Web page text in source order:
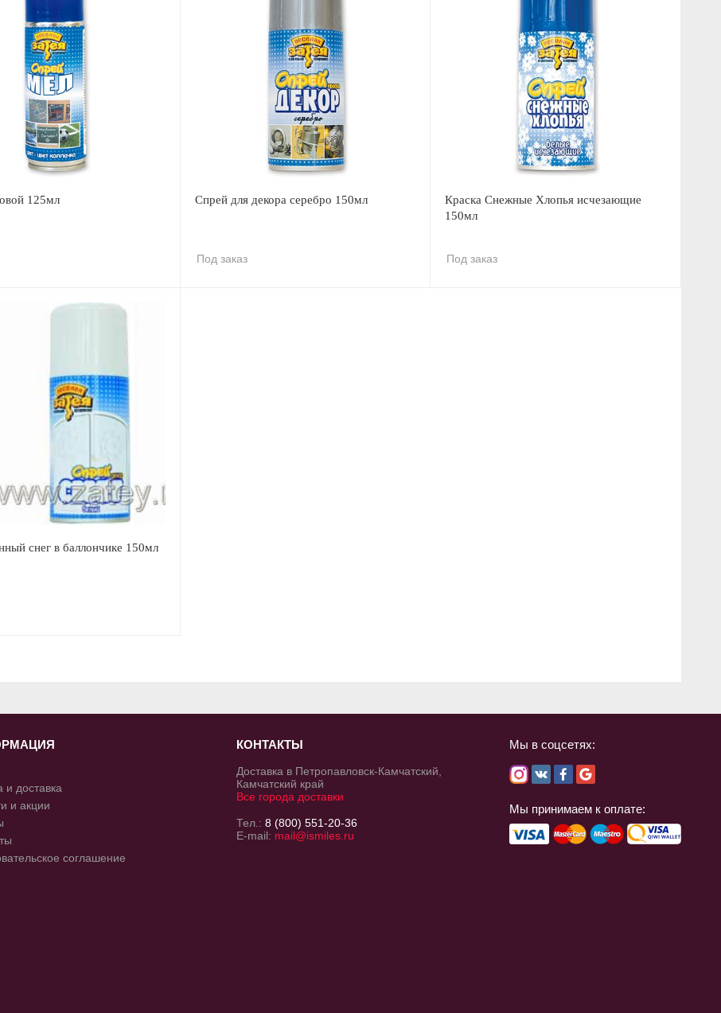
125мл Спрей для декора серебро 150мл
Под заказ
Краска Снежные Хлопья исчезающие
150мл
Под заказ
снег в баллончике 150мл
и доставка
и акции
соглашение
КОНТАКТЫ
Доставка в Петропавловск-Камчатский,
Камчатский край
Все города доставки
Тел.:8 (800) 551-20-36
E-mail: mail@ismiles.ru
Мы в соцсетях:
Мы принимаем к оплате: